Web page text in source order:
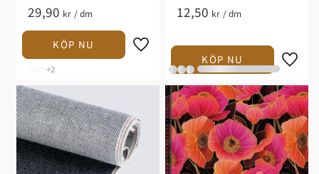
29,90 kr /dm
+2
12,50 kr /dm